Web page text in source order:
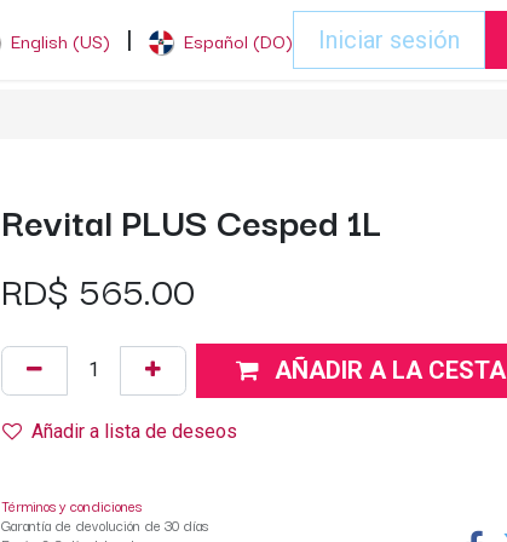
English (US) | Español (DO) Iniciar sesión
Revital PLUS Cesped 1L
RD$ 565.00
AÑADIR A LA CESTA
Añadir a lista de deseos
Términos y condiciones
Garantía de devolución de 30 días